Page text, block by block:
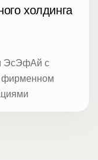
холдинга
ЭсЭфАй с